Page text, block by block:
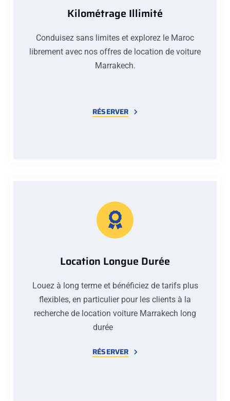
Kilométrage Illimité
Conduisez sans limites et explorez le Maroc
librement avec nos offres de location de voiture
Marrakech.
RÉSERVER
Location Longue Durée
Louez à long terme et bénéficiez de tarifs plus
flexibles, en particulier pour les clients à la
recherche de location voiture Marrakech long
durée
RÉSERVER